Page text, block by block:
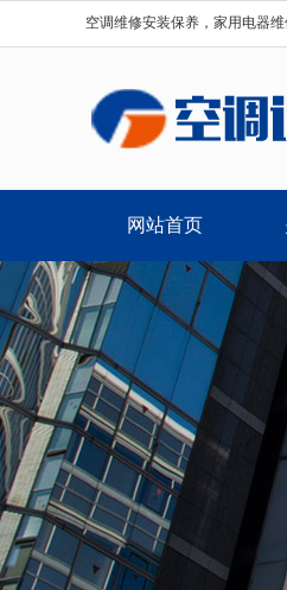
空调维修安装保养，家用电器
网站首页